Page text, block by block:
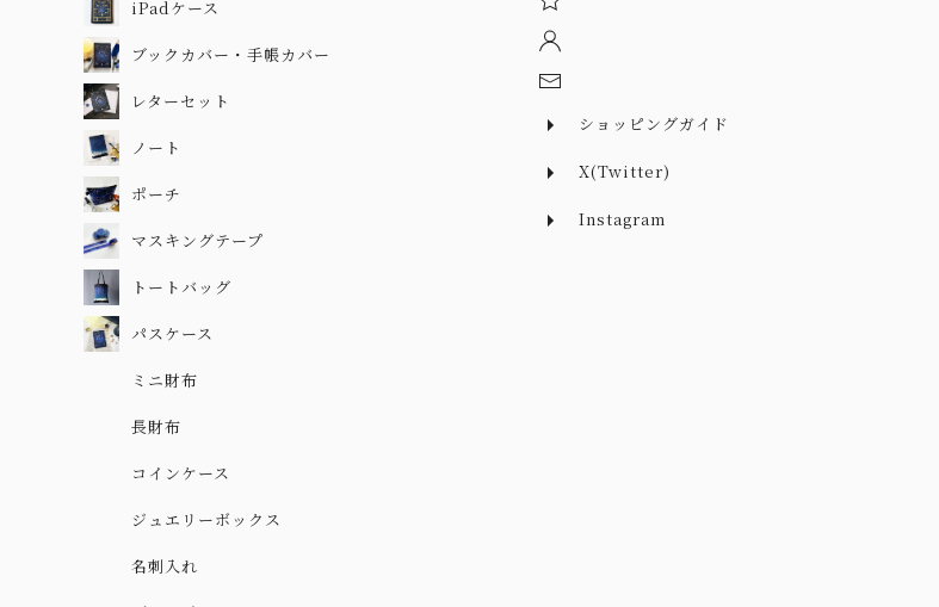
iPadケース
ブックカバー・手帳カバー
レターセット
ノート
ポーチ
マスキングテープ
トートバッグ
パスケース
ミニ財布
長財布
コインケース
ジュエリーボックス
名刺入れ
ショッピングガイド
X(Twitter)
Instagram